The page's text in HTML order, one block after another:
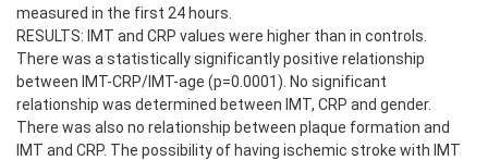
measured in the first 24 hours.
RESULTS: IMT and CRP values were higher than in controls.
There was a statistically significantly positive relationship
between IMT-CRP/IMT-age (p=0.0001). No significant
relationship was determined between IMT, CRP and gender.
There was also no relationship between plaque formation and
IMT and CRP. The possibility of having ischemic stroke with IMT